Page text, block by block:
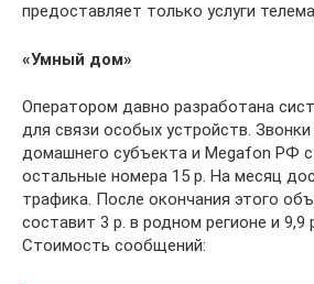
предоставляет только услуги
«Умный дом»
Оператором давно разработана
для связи особых устройств.
домашнего субъекта и Megafon РФ
остальные номера 15 р. На месяц
трафика. После окончания этого
составит 3 р. в родном регионе и 9,9
Стоимость сообщений: